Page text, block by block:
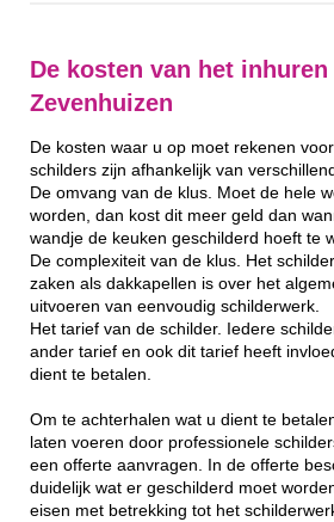
De kosten van het
Zevenhuizen
De kosten waar u op moet rekenen
schilders zijn afhankelijk van
De omvang van de klus. Moet de hele
worden, dan kost dit meer geld dan
wandje de keuken geschilderd hoeft te
De complexiteit van de klus. Het
zaken als dakkapellen is over het
uitvoeren van eenvoudig schilderwerk.
Het tarief van de schilder. Iedere
ander tarief en ook dit tarief heeft
dient te betalen.
Om te achterhalen wat u dient te
laten voeren door professionele
een offerte aanvragen. In de offerte
duidelijk wat er geschilderd moet
eisen met betrekking tot het